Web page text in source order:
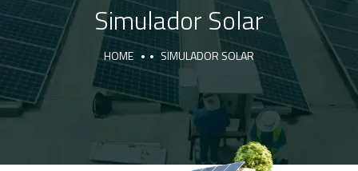
Simulador Solar
HOME SIMULADOR SOLAR